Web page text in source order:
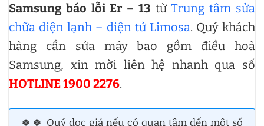
Samsung báo lỗi Er – 13 từTrung tâm sửa
chữa điện lạnh – điện tử Limosa. Quý khách
hàng cần sửa máy bao gồm điều hoà
Samsung, xin mời liên hệ nhanh qua số
HOTLINE 1900 2276.
🍀🍀 Quý đọc giả nếu có quan tâm đến một số